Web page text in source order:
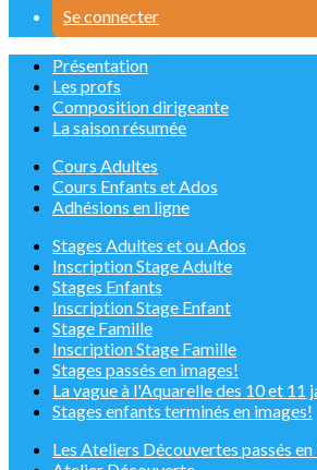
Se connecter
Présentation
Les profs
Composition dirigeante
La saison résumée
Cours Adultes
Cours Enfants et Ados
Adhésions en ligne
Stages Adultes et ou Ados
Inscription Stage Adulte
Stages Enfants
Inscription Stage Enfant
Stage Famille
Inscription Stage Famille
Stages passés en images!
La vague à l'Aquarelle des 10 et 11
Stages enfants terminés en images!
Les Ateliers Découvertes passés en